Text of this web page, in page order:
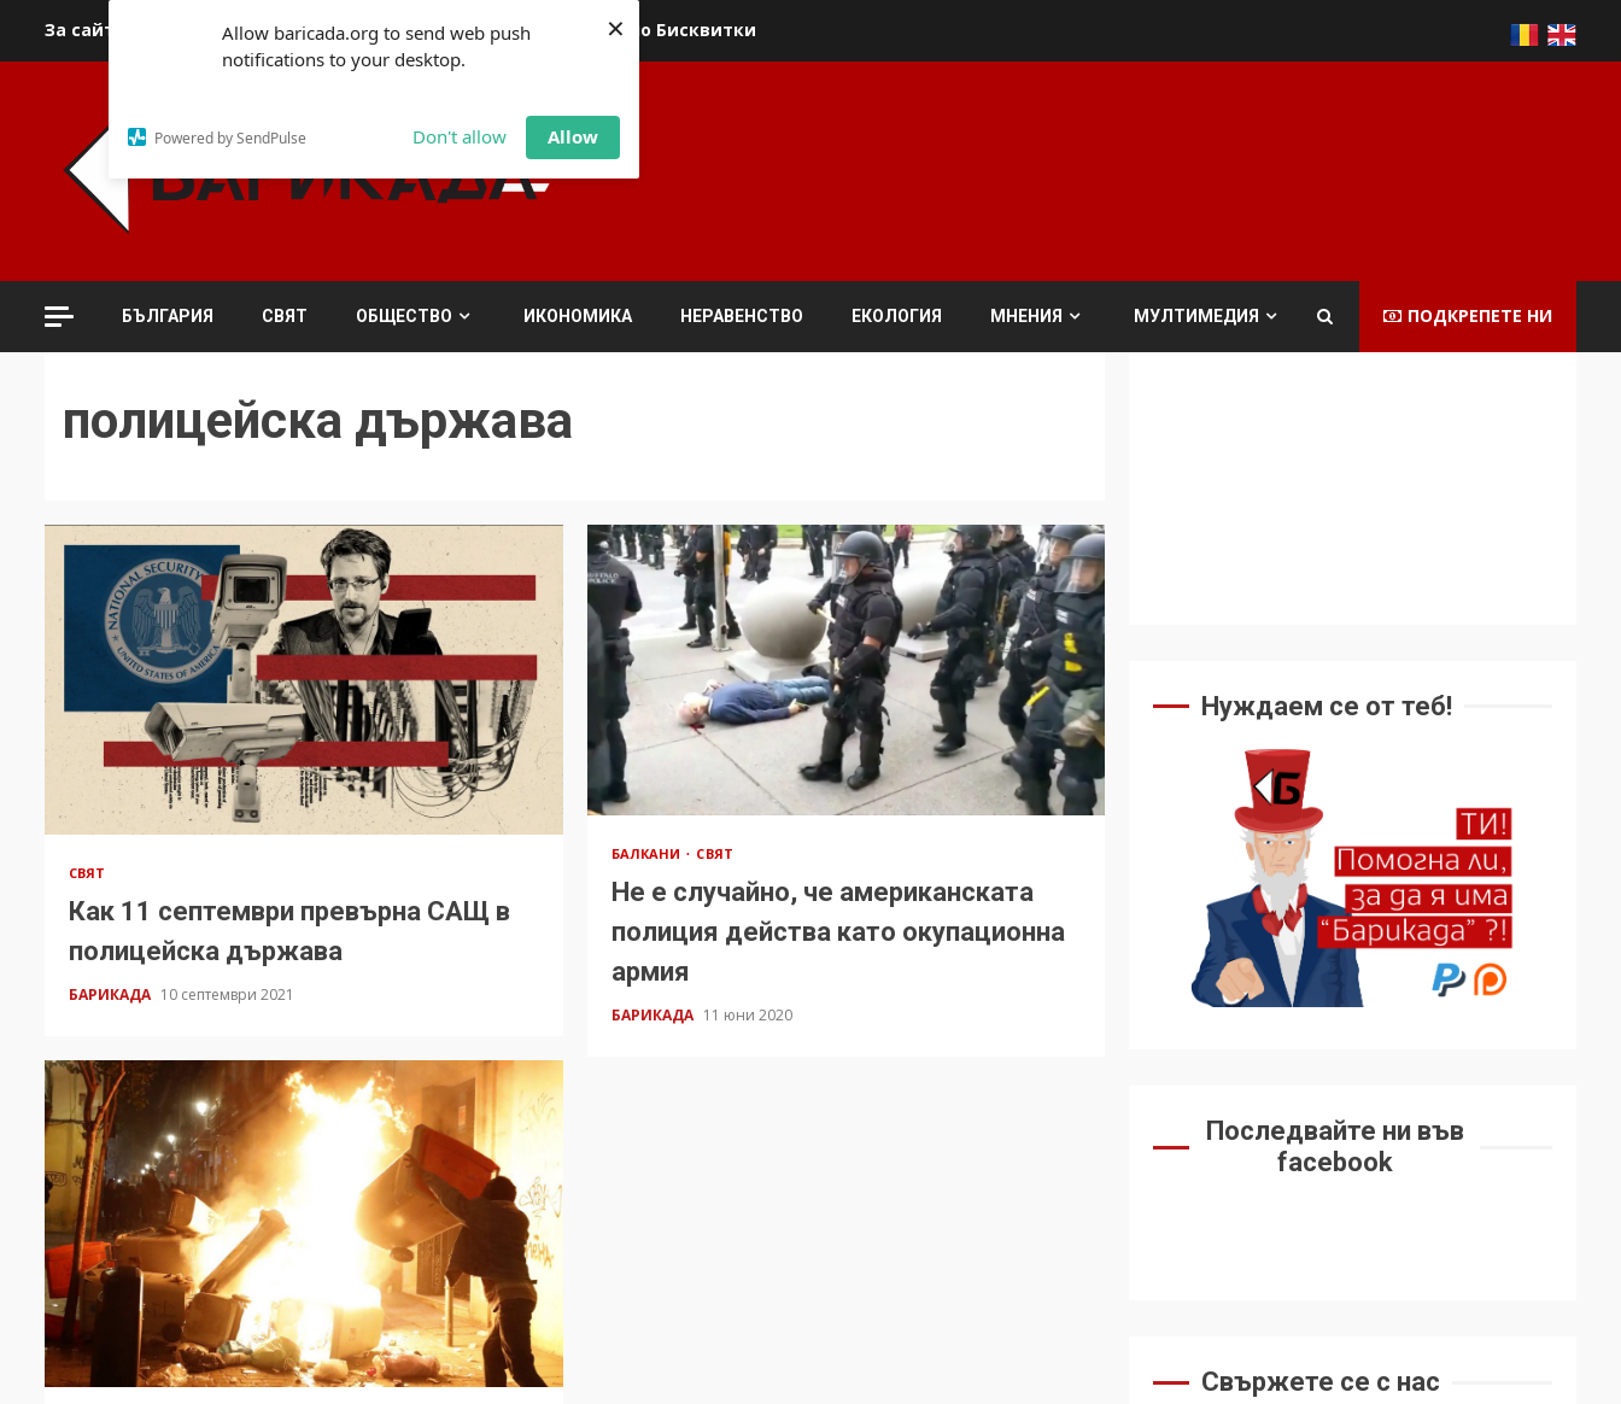
Allow baricada.org to send web push
notifications to your desktop.
Powered by SendPulse Don't allow Allow
×
За сайта За контакти За реклама Политика относно Бисквитки
БЪЛГАРИЯ СВЯТ ОБЩЕСТВО ИКОНОМИКА НЕРАВЕНСТВО ЕКОЛОГИЯ МНЕНИЯ МУЛТИМЕДИЯ ПОДКРЕПЕТЕ НИ
полицейска държава
СВЯТ
Как 11 септември превърна САЩ в
полицейска държава
БАРИКАДА 10 септември 2021
БАЛКАНИ СВЯТ
Не е случайно, че американската
полиция действа като окупационна
армия
БАРИКАДА 11 юни 2020
Нуждаем се от теб!
Последвайте ни във
facebook
Свържете се с нас